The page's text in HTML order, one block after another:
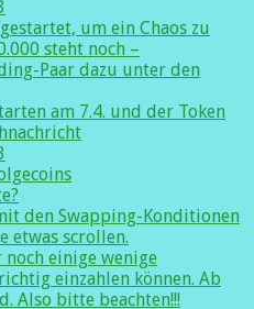
um ein Chaos zu
steht noch –
Paar dazu unter den
am 7.4. und der Token
den Swapping-Konditionen
etwas scrollen.
einige wenige
einzahlen können. Ab
Also bitte beachten!!!